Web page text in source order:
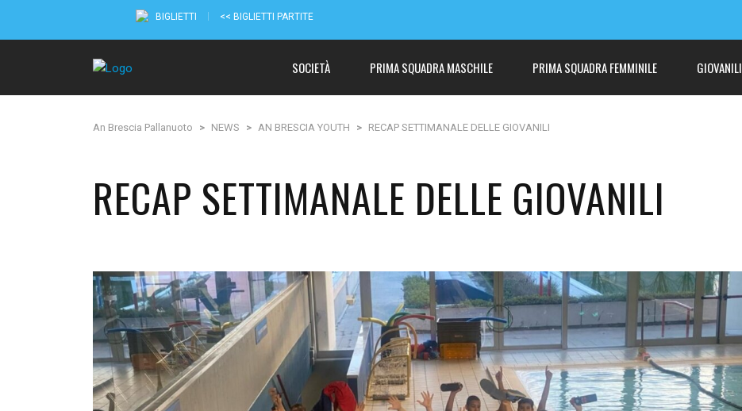
BIGLIETTI << BIGLIETTI PARTITE
SOCIETÀ PRIMA SQUADRA MASCHILE PRIMA SQUADRA FEMMINILE GIOVANILI
An Brescia Pallanuoto > NEWS > AN BRESCIA YOUTH > RECAP SETTIMANALE DELLE GIOVANILI
RECAP SETTIMANALE DELLE GIOVANILI